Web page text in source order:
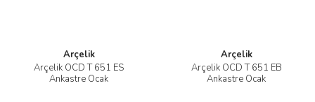
Arçelik
Arçelik OCD T 651 ES
Ankastre Ocak
Arçelik
Arçelik OCD T 651 EB
Ankastre Ocak